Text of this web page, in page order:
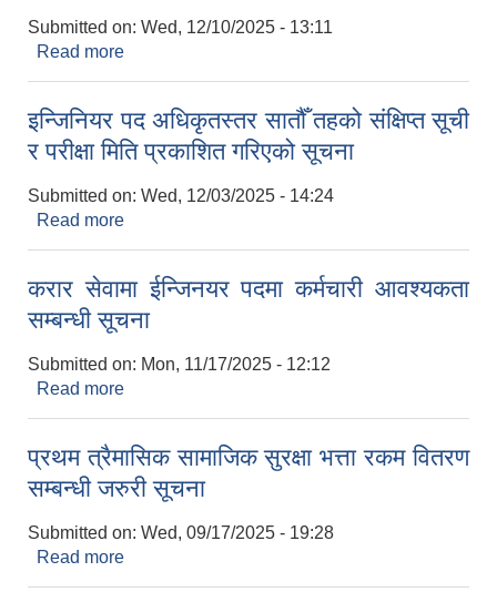
Submitted on: Wed, 12/10/2025 - 13:11
Read more
इन्जिनियर पद अधिकृतस्तर सातौँ तहको संक्षिप्त सूची
र परीक्षा मिति प्रकाशित गरिएको सूचना
Submitted on: Wed, 12/03/2025 - 14:24
Read more
करार सेवामा ईन्जिनयर पदमा कर्मचारी आवश्यकता
सम्बन्धी सूचना
Submitted on: Mon, 11/17/2025 - 12:12
Read more
प्रथम त्रैमासिक सामाजिक सुरक्षा भत्ता रकम वितरण
सम्बन्धी जरुरी सूचना
Submitted on: Wed, 09/17/2025 - 19:28
Read more